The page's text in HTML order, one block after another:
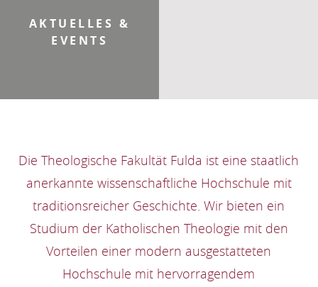
AKTUELLES &
EVENTS
Die Theologische Fakultät Fulda ist eine staatlich
anerkannte wissenschaftliche Hochschule mit
traditionsreicher Geschichte. Wir bieten ein
Studium der Katholischen Theologie mit den
Vorteilen einer modern ausgestatteten
Hochschule mit hervorragendem